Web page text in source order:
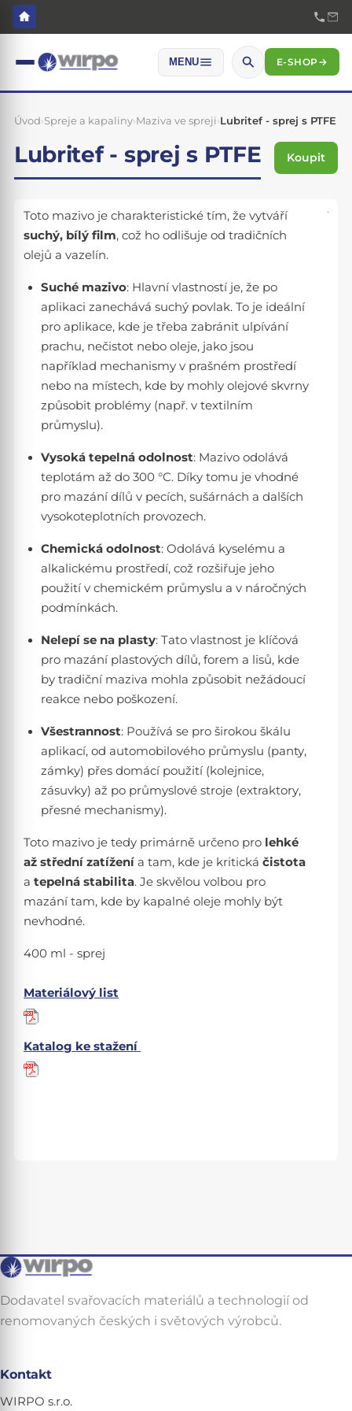
MENU E-SHOP→
Úvod›Spreje a kapaliny›Maziva ve spreji›Lubritef - sprej s PTFE
Lubritef - sprej s PTFE Koupit
Toto mazivo je charakteristické tím, že vytváří
suchý, bílý film, což ho odlišuje od tradičních
olejů a vazelín.
Suché mazivo: Hlavní vlastností je, že po
aplikaci zanechává suchý povlak. To je ideální
pro aplikace, kde je třeba zabránit ulpívání
prachu, nečistot nebo oleje, jako jsou
například mechanismy v prašném prostředí
nebo na místech, kde by mohly olejové skvrny
způsobit problémy (např. v textilním
průmyslu).
Vysoká tepelná odolnost: Mazivo odolává
teplotám až do 300 °C. Díky tomu je vhodné
pro mazání dílů v pecích, sušárnách a dalších
vysokoteplotních provozech.
Chemická odolnost: Odolává kyselému a
alkalickému prostředí, což rozšiřuje jeho
použití v chemickém průmyslu a v náročných
podmínkách.
Nelepí se na plasty: Tato vlastnost je klíčová
pro mazání plastových dílů, forem a lisů, kde
by tradiční maziva mohla způsobit nežádoucí
reakce nebo poškození.
Všestrannost: Používá se pro širokou škálu
aplikací, od automobilového průmyslu (panty,
zámky) přes domácí použití (kolejnice,
zásuvky) až po průmyslové stroje (extraktory,
přesné mechanismy).
Toto mazivo je tedy primárně určeno pro lehké
až střední zatížení a tam, kde je kritickáčistota
atepelná stabilita. Je skvělou volbou pro
mazání tam, kde by kapalné oleje mohly být
nevhodné.
400 ml - sprej
Materiálový list
Katalog ke stažení
Dodavatel svařovacích materiálů a technologií od
renomovaných českých i světových výrobců.
Kontakt
WIRPO s.r.o.